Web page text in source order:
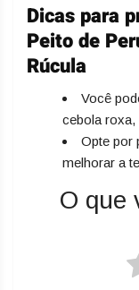
Dicas para
Peito de
Rúcula
Você
cebola roxa,
Opte por
melhorar a
O que